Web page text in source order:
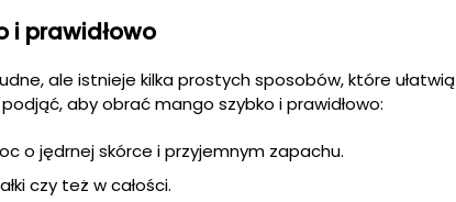
i prawidłowo
ale istnieje kilka prostych sposobów, które ułatwią
aby obrać mango szybko i prawidłowo:
o jędrnej skórce i przyjemnym zapachu.
czy też w całości.